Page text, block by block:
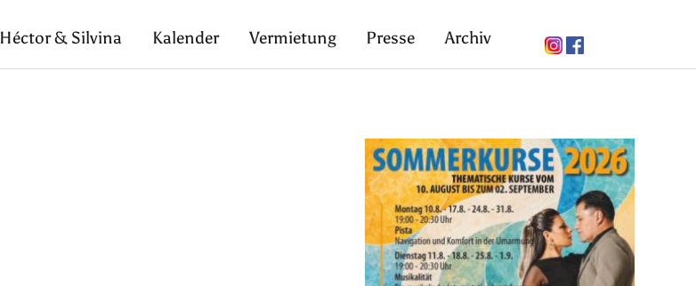
Héctor & Silvina Kalender Vermietung Presse Archiv